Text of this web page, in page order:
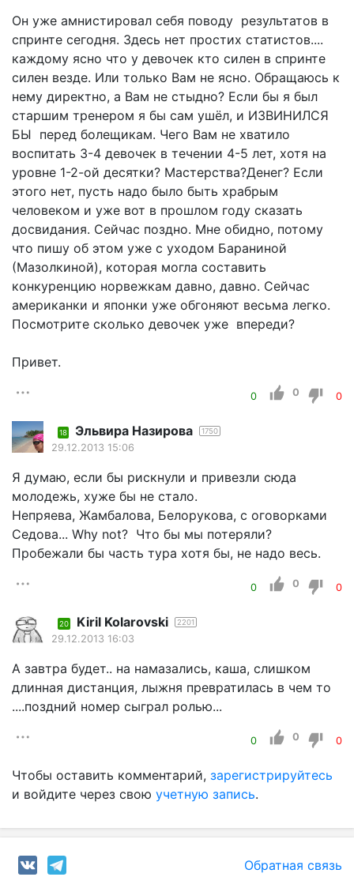
Он уже амнистировал себя поводу результатов в
спринте сегодня. Здесь нет простих статистов....
каждому ясно что у девочек кто силен в спринте
силен везде. Или только Вам не ясно. Обращаюсь к
нему директно, а Вам не стыдно? Если бы я был
старшим тренером я бы сам ушёл, и ИЗВИНИЛСЯ
БЫ перед болещикам. Чего Вам не хватило
воспитать 3-4 девочек в течении 4-5 лет, хотя на
уровне 1-2-ой десятки? Мастерства?Денег? Если
этого нет, пусть надо было быть храбрым
человеком и уже вот в прошлом году сказать
досвидания. Сейчас поздно. Мне обидно, потому
что пишу об этом уже с уходом Бараниной
(Мазолкиной), которая могла составить
конкуренцию норвежкам давно, давно. Сейчас
американки и японки уже обгоняют весьма легко.
Посмотрите сколько девочек уже впереди?
Привет.
0 0 0
18 Эльвира Назирова 1750
29.12.2013 15:06
Я думаю, если бы рискнули и привезли сюда
молодежь, хуже бы не стало.
Непряева, Жамбалова, Белорукова, с оговорками
Седова... Why not? Что бы мы потеряли?
Пробежали бы часть тура хотя бы, не надо весь.
0 0 0
20 Kiril Kolarovski 2201
29.12.2013 16:03
А завтра будет.. на намазались, каша, слишком
длинная дистанция, лыжня превратилась в чем то
....поздний номер сыграл ролью...
0 0 0
Чтобы оставить комментарий, зарегистрируйтесь
и войдите через свою учетную запись.
Обратная связь